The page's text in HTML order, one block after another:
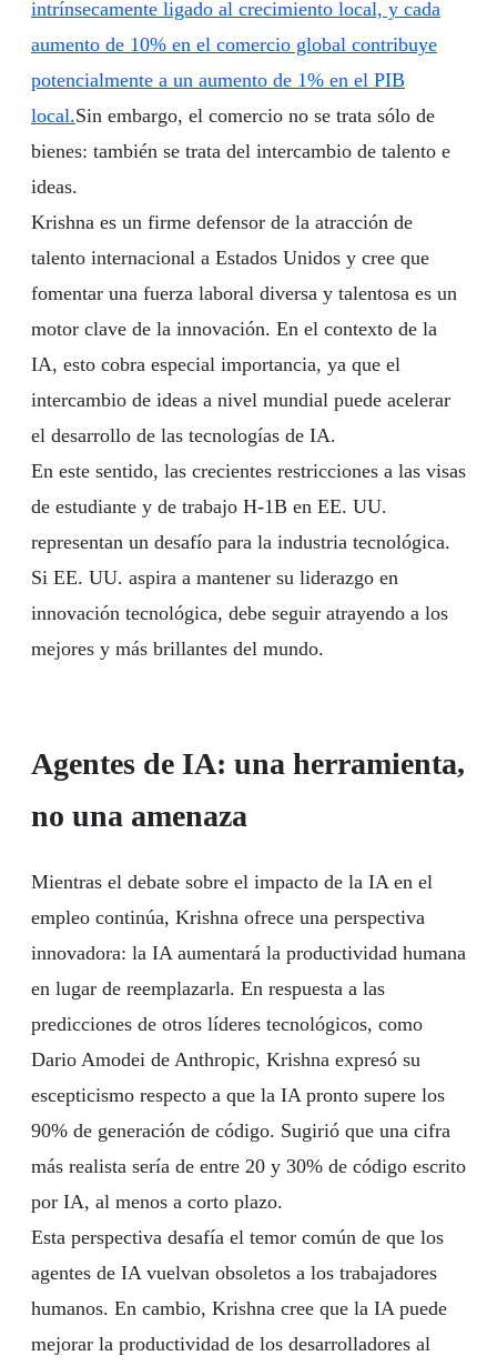
intrínsecamente ligado al crecimiento local, y cada
aumento de 10% en el comercio global contribuye
potencialmente a un aumento de 1% en el PIB
local.Sin embargo, el comercio no se trata sólo de
bienes: también se trata del intercambio de talento e
ideas.
Krishna es un firme defensor de la atracción de
talento internacional a Estados Unidos y cree que
fomentar una fuerza laboral diversa y talentosa es un
motor clave de la innovación. En el contexto de la
IA, esto cobra especial importancia, ya que el
intercambio de ideas a nivel mundial puede acelerar
el desarrollo de las tecnologías de IA.
En este sentido, las crecientes restricciones a las visas
de estudiante y de trabajo H-1B en EE. UU.
representan un desafío para la industria tecnológica.
Si EE. UU. aspira a mantener su liderazgo en
innovación tecnológica, debe seguir atrayendo a los
mejores y más brillantes del mundo.
Agentes de IA: una herramienta,
no una amenaza
Mientras el debate sobre el impacto de la IA en el
empleo continúa, Krishna ofrece una perspectiva
innovadora: la IA aumentará la productividad humana
en lugar de reemplazarla. En respuesta a las
predicciones de otros líderes tecnológicos, como
Dario Amodei de Anthropic, Krishna expresó su
escepticismo respecto a que la IA pronto supere los
90% de generación de código. Sugirió que una cifra
más realista sería de entre 20 y 30% de código escrito
por IA, al menos a corto plazo.
Esta perspectiva desafía el temor común de que los
agentes de IA vuelvan obsoletos a los trabajadores
humanos. En cambio, Krishna cree que la IA puede
mejorar la productividad de los desarrolladores al